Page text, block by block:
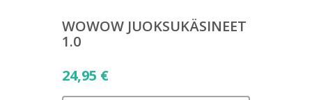
WOWOW JUOKSUKÄSINEET
1.0
24,95 €